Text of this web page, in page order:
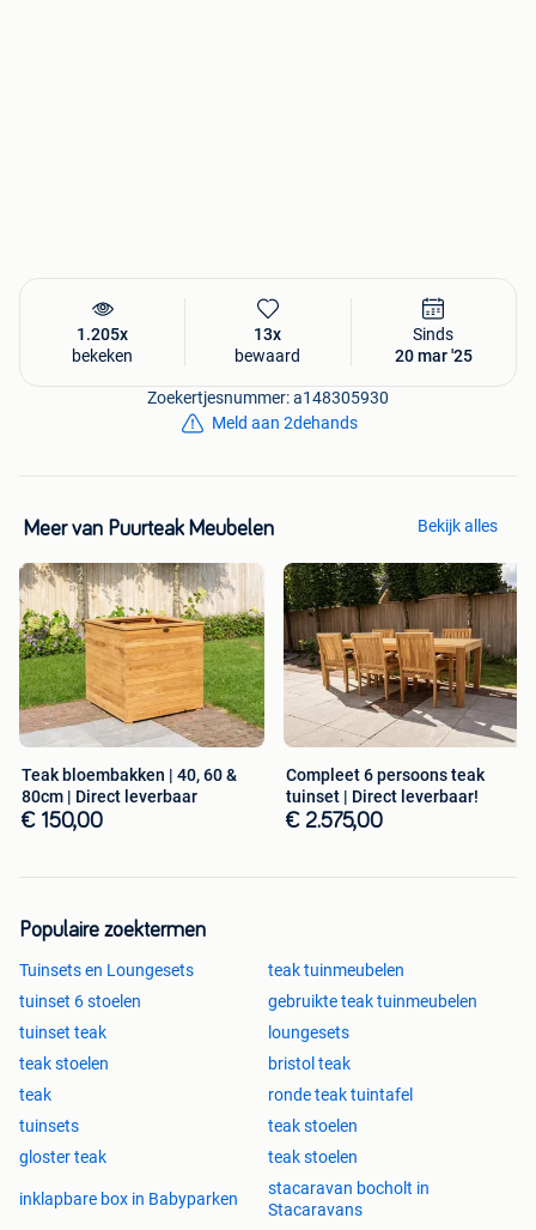
1.205x
bekeken
13x
bewaard
Sinds
20 mar '25
Zoekertjesnummer: a148305930
Meld aan 2dehands
Meer van Puurteak Meubelen Bekijk alles
Teak bloembakken | 40, 60 &
80cm | Direct leverbaar
€ 150,00
Compleet 6 persoons teak
tuinset | Direct leverbaar!
€ 2.575,00
Populaire zoektermen
Tuinsets en Loungesets
teak tuinmeubelen
tuinset 6 stoelen
gebruikte teak tuinmeubelen
tuinset teak
loungesets
teak stoelen
bristol teak
teak
ronde teak tuintafel
tuinsets
teak stoelen
gloster teak
teak stoelen
inklapbare box in Babyparken
stacaravan bocholt in
Stacaravans